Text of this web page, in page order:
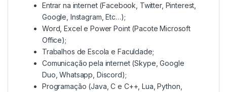
Entrar na internet (Facebook, Twitter, Pinterest,
Google, Instagram, Etc…);
Word, Excel e Power Point (Pacote Microsoft
Office);
Trabalhos de Escola e Faculdade;
Comunicação pela internet (Skype, Google
Duo, Whatsapp, Discord);
Programação (Java, C e C++, Lua, Python,